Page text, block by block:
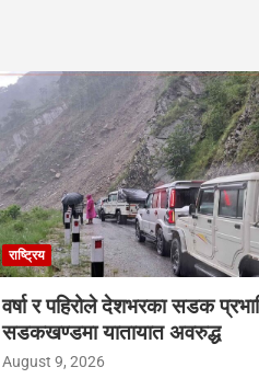
राष्ट्रिय
वर्षा र पहिरोले देशभरका सडक
सडकखण्डमा यातायात अवरुद्ध
August 9, 2026